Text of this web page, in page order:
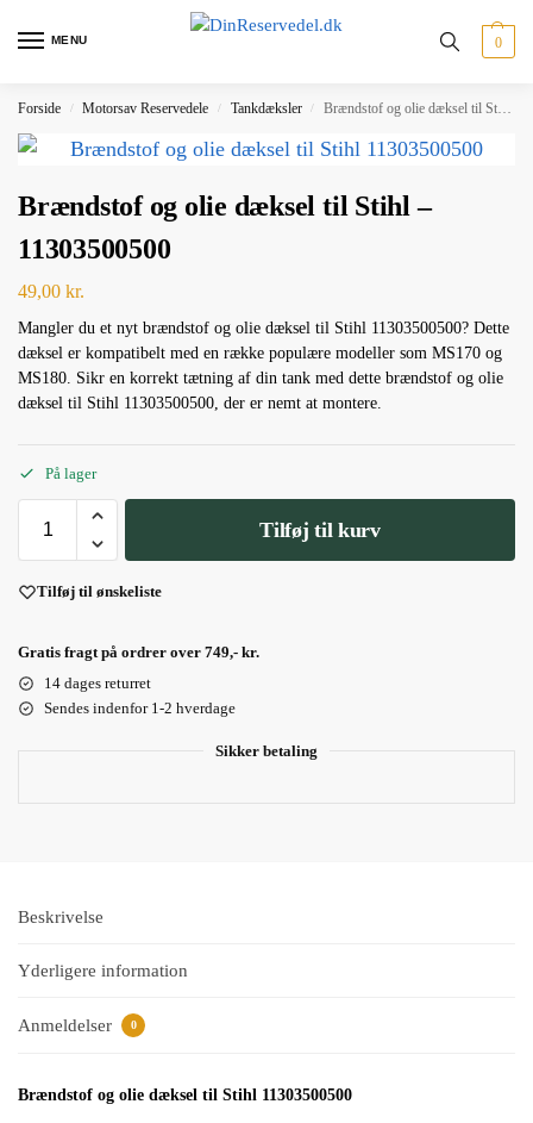
MENU 0
Forside / Motorsav Reservedele / Tankdæksler / Brændstof og olie dæksel til Stihl – 11303500500
Brændstof og olie dæksel til Stihl –
11303500500
49,00 kr.
Mangler du et nyt brændstof og olie dæksel til Stihl 11303500500? Dette
dæksel er kompatibelt med en række populære modeller som MS170 og
MS180. Sikr en korrekt tætning af din tank med dette brændstof og olie
dæksel til Stihl 11303500500, der er nemt at montere.
På lager
Tilføj til kurv
Tilføj til ønskeliste
Gratis fragt på ordrer over 749,- kr.
14 dages returret
Sendes indenfor 1-2 hverdage
Sikker betaling
Beskrivelse
Yderligere information
Anmeldelser 0
Brændstof og olie dæksel til Stihl 11303500500